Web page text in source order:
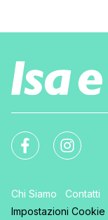
Chi Siamo Contatti
Impostazioni Cookie